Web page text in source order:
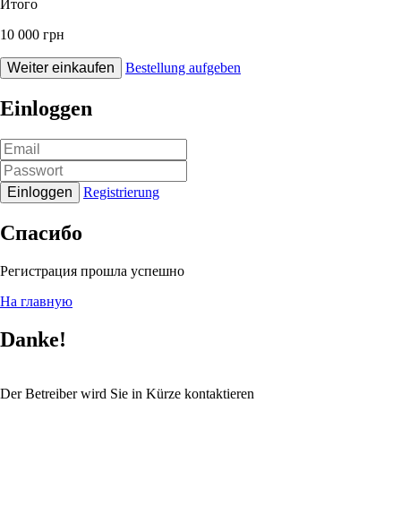
Итого
10 000 грн
Weiter einkaufen Bestellung aufgeben
Einloggen
Einloggen Registrierung
Спасибо
Регистрация прошла успешно
На главную
Danke!
Der Betreiber wird Sie in Kürze kontaktieren